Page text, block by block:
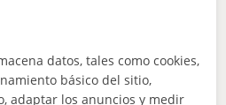
Licenciada en
de español
años doy clases de español
material.
datos, tales como cookies,
básico del sitio,
adaptar los anuncios y medir